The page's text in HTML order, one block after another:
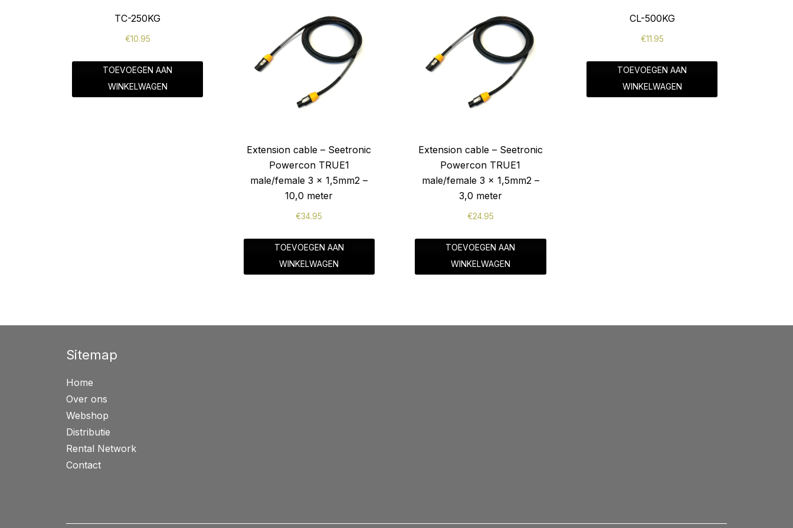
TC-250KG
€10.95
TOEVOEGEN AAN
WINKELWAGEN
Extension cable – Seetronic
Powercon TRUE1
male/female 3 x 1,5mm2 –
10,0 meter
€34.95
TOEVOEGEN AAN
WINKELWAGEN
Extension cable – Seetronic
Powercon TRUE1
male/female 3 x 1,5mm2 –
3,0 meter
€24.95
TOEVOEGEN AAN
WINKELWAGEN
CL-500KG
€11.95
TOEVOEGEN AAN
WINKELWAGEN
Sitemap
Home
Over ons
Webshop
Distributie
Rental Network
Contact